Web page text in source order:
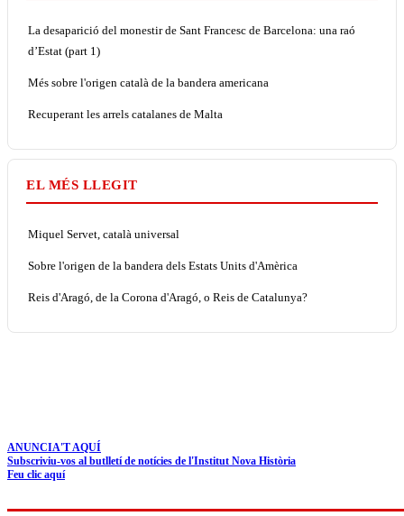
La desaparició del monestir de Sant Francesc de Barcelona: una raó
d’Estat (part 1)
Més sobre l'origen català de la bandera americana
Recuperant les arrels catalanes de Malta
EL MÉS LLEGIT
Miquel Servet, català universal
Sobre l'origen de la bandera dels Estats Units d'Amèrica
Reis d'Aragó, de la Corona d'Aragó, o Reis de Catalunya?
ANUNCIA'T AQUÍ
Subscriviu-vos al butlletí de notícies de l'Institut Nova Història
Feu clic aquí